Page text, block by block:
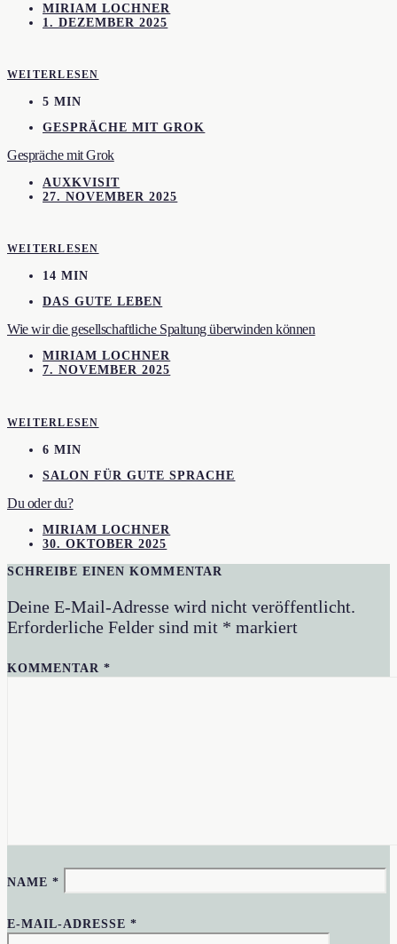
MIRIAM LOCHNER
1. DEZEMBER 2025
WEITERLESEN
5 MIN
GESPRÄCHE MIT GROK
Gespräche mit Grok
AUXKVISIT
27. NOVEMBER 2025
WEITERLESEN
14 MIN
DAS GUTE LEBEN
Wie wir die gesellschaftliche Spaltung überwinden können
MIRIAM LOCHNER
7. NOVEMBER 2025
WEITERLESEN
6 MIN
SALON FÜR GUTE SPRACHE
Du oder du?
MIRIAM LOCHNER
30. OKTOBER 2025
SCHREIBE EINEN KOMMENTAR
Deine E-Mail-Adresse wird nicht veröffentlicht.
Erforderliche Felder sind mit * markiert
KOMMENTAR*
NAME*
E-MAIL-ADRESSE*